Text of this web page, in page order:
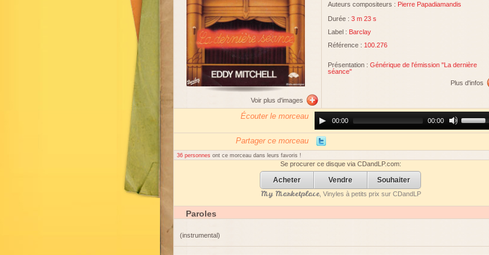
Voir plus d'images
Auteurs compositeurs : Pierre Papadiamandis
Durée : 3 m 23 s
Label : Barclay
Référence : 100.276
Présentation : Générique de l'émission "La dernière
séance"
Plus d'infos
Écouter le morceau
Player00:00 00:00
Up/Down
Arrow
increase
or
Partager ce morceau
36 personnes ont ce morceau dans leurs favoris !
Se procurer ce disque via CDandLP.com:
Acheter Vendre Souhaiter
My Marketplace, Vinyles à petits prix sur CDandLP
Paroles
(instrumental)